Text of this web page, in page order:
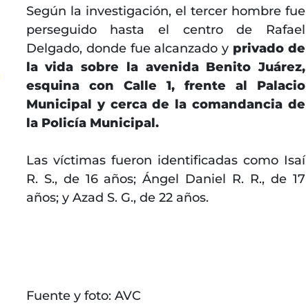
Según la investigación, el tercer hombre fue
perseguido hasta el centro de Rafael
Delgado, donde fue alcanzado y privado de
la vida sobre la avenida Benito Juárez,
esquina con Calle 1, frente al Palacio
Municipal y cerca de la comandancia de
la Policía Municipal.
Las víctimas fueron identificadas como Isaí
R. S., de 16 años; Ángel Daniel R. R., de 17
años; y Azad S. G., de 22 años.
Fuente y foto: AVC